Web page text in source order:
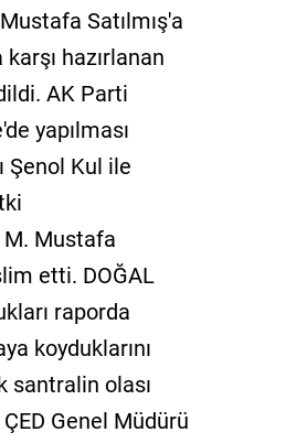
Satılmış'a
hazırlanan
AK Parti
yapılması
Şenol Kul ile
Mustafa
etti. DOĞAL
raporda
koyduklarını
santralin olası
Genel Müdürü